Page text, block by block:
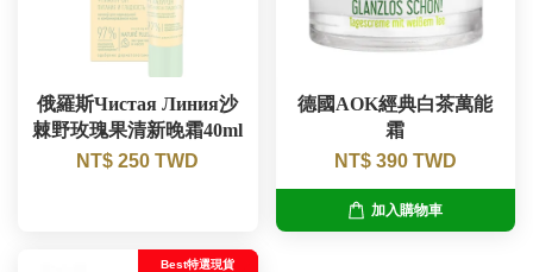
俄羅斯Чистая Линия沙
棘野玫瑰果清新晚霜40ml
NT$ 250 TWD
德國AOK經典白茶萬能
霜
NT$ 390 TWD
加入購物車
Best特選現貨